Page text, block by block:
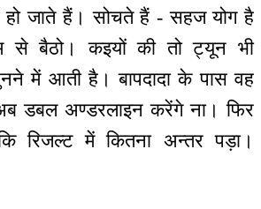
हो जाते हैं। सोचते हैं - सहज योग है
से बैठो। कइयों की तो ट्यून भी
में आती है। बापदादा के पास वह
डबल अण्डरलाइन करेंगे ना। फिर
रिजल्ट में कितना अन्तर पड़ा।